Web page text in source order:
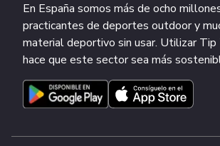
En España somos más de ocho
practicantes de deportes outdoor y
material deportivo sin usar. Utilizar
hace que este sector sea más